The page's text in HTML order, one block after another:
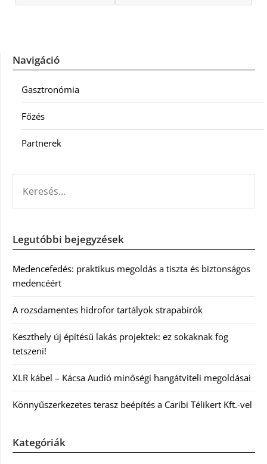
Navigáció
Gasztronómia
Főzés
Partnerek
Legutóbbi bejegyzések
Medencefedés: praktikus megoldás a tiszta és biztonságos
medencéért
A rozsdamentes hidrofor tartályok strapabírók
Keszthely új építésű lakás projektek: ez sokaknak fog
tetszeni!
XLR kábel – Kácsa Audió minőségi hangátviteli megoldásai
Könnyűszerkezetes terasz beépítés a Caribi Télikert Kft.-vel
Kategóriák